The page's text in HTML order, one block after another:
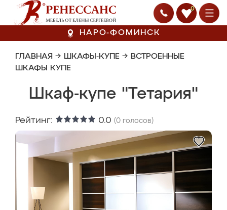
0
НАРО-ФОМИНСК
ГЛАВНАЯ → ШКАФЫ-КУПЕ → ВСТРОЕННЫЕ
ШКАФЫ КУПЕ
Шкаф-купе "Тетария"
Рейтинг: 0.0 (0 голосов)